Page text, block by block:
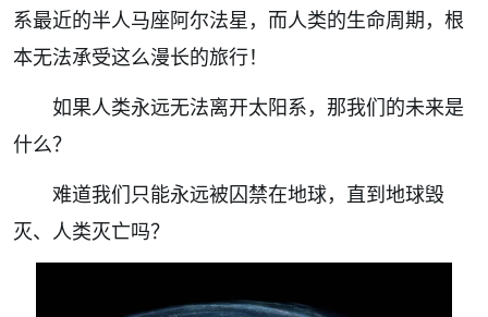
系最近的半人马座阿尔法星，而人类的生命周期，根
本无法承受这么漫长的旅行！
如果人类永远无法离开太阳系，那我们的未来是
什么？
难道我们只能永远被囚禁在地球，直到地球毁
灭、人类灭亡吗？